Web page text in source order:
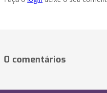
0 comentários